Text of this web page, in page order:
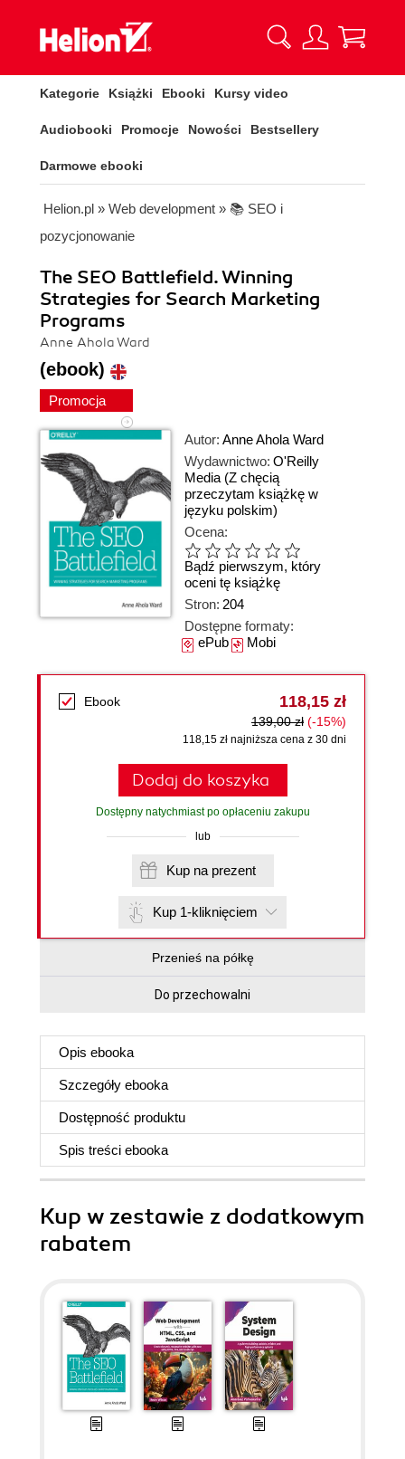
Kategorie Książki Ebooki Kursy video
Audiobooki Promocje Nowości Bestsellery
Darmowe ebooki
Helion.pl » Web development » 📚 SEO i
pozycjonowanie
The SEO Battlefield. Winning
Strategies for Search Marketing
Programs
Anne Ahola Ward
(ebook)
Promocja
Autor: Anne Ahola Ward
Wydawnictwo: O'Reilly
Media (Z chęcią
przeczytam książkę w
języku polskim)
Ocena:
Bądź pierwszym, który
oceni tę książkę
Stron: 204
Dostępne formaty:
ePubMobi
Ebook 118,15 zł
139,00 zł (-15%)
118,15 zł najniższa cena z 30 dni
Dodaj do koszyka
Dostępny natychmiast po opłaceniu zakupu
lub
Kup na prezent
Kup 1-kliknięciem
Przenieś na półkę
Do przechowalni
Opis ebooka
Szczegóły ebooka
Dostępność produktu
Spis treści ebooka
Kup w zestawie z dodatkowym
rabatem